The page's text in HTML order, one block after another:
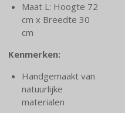
Maat L: Hoogte 72
cm x Breedte 30
cm
Kenmerken:
Handgemaakt van
natuurlijke
materialen